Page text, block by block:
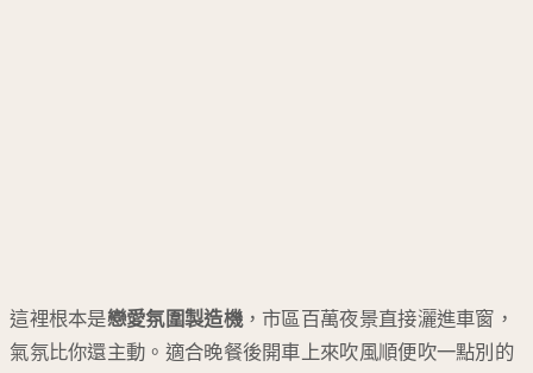
這裡根本是戀愛氛圍製造機，市區百萬夜景直接灑進車窗，
氣氛比你還主動。適合晚餐後開車上來吹風順便吹一點別的